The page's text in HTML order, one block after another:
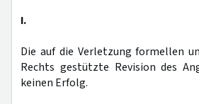
I.
Die auf die Verletzung formellen
Rechts gestützte Revision des
keinen Erfolg.